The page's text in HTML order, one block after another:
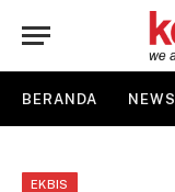
BERANDA NEWS
EKBIS